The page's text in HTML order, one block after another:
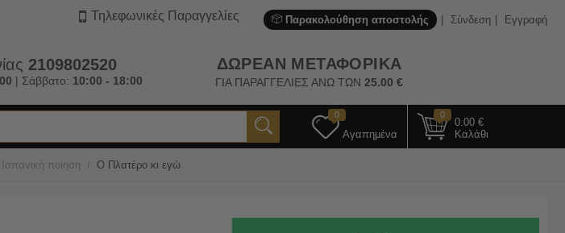
Παρακολούθηση αποστολής Σύνδεση Εγγραφή
Τηλεφωνικές Παραγγελίες
2109802520
| Σάββατο: 10:00 - 18:00
ΔΩΡΕΑΝ ΜΕΤΑΦΟΡΙΚΑ
ΓΙΑ ΠΑΡΑΓΓΕΛΙΕΣ ΑΝΩ ΤΩΝ25.00 €
0
Αγαπημένα
0
0.00 €
Καλάθι
Ισπανική ποίηση / Ο Πλατέρο κι εγώ